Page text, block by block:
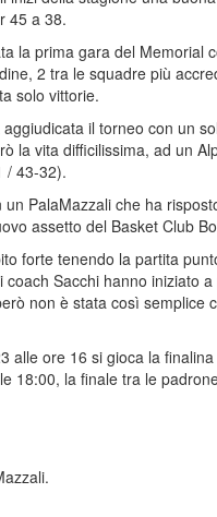
45 a 38.
la prima gara del Memorial
2 tra le squadre più
solo vittorie.
il torneo con un
la vita difficilissima, ad un
/ 43-32).
PalaMazzali che ha
assetto del Basket Club
forte tenendo la partita
coach Sacchi hanno iniziato
non è stata così
alle ore 16 si gioca la
18:00, la finale tra le